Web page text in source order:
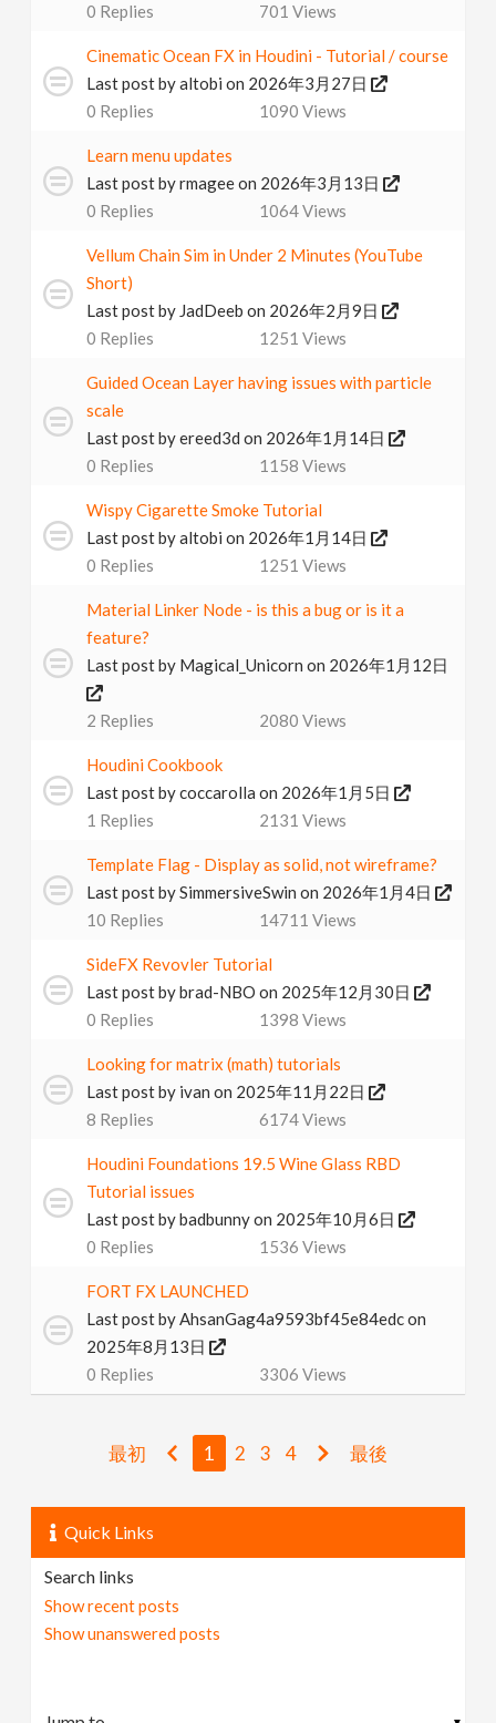
0 Replies 701 Views
Cinematic Ocean FX in Houdini - Tutorial / course
Last post byaltobi on 2026年3月27日
0 Replies 1090 Views
Learn menu updates
Last post byrmageeon 2026年3月13日
0 Replies 1064Views
Vellum Chain Sim in Under 2 Minutes (YouTube
Short)
Last post by JadDeeb on 2026年2月9日
0 Replies 1251 Views
Guided Ocean Layer having issues with particle
scale
Last post byereed3d on 2026年1月14日
0 Replies 1158 Views
Wispy Cigarette Smoke Tutorial
Last post byaltobi on 2026年1月14日
0 Replies 1251 Views
Material Linker Node - is this a bug or is it a
feature?
Last post by Magical_Unicorn on 2026年1月12日
2 Replies 2080 Views
Houdini Cookbook
Last post bycoccarolla on 2026年1月5日
1 Replies 2131 Views
Template Flag - Display as solid, not wireframe?
Last post bySimmersiveSwin on 2026年1月4日
10 Replies 14711 Views
SideFX Revovler Tutorial
Last post bybrad-NBO on 2025年12月30日
0 Replies 1398 Views
Looking for matrix (math) tutorials
Last post by ivan on 2025年11月22日
8 Replies 6174Views
Houdini Foundations 19.5 Wine Glass RBD
Tutorial issues
Last post bybadbunnyon 2025年10月6日
0 Replies 1536 Views
FORT FX LAUNCHED
Last post byAhsanGag4a9593bf45e84edcon
2025年8月13日
0 Replies 3306 Views
最初 1 2 3 4 最後
Quick Links
Search links
Show recent posts
Show unanswered posts